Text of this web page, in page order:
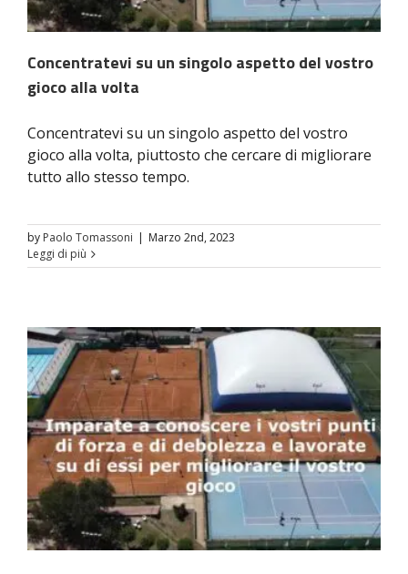
Concentratevi su un singolo aspetto del vostro
gioco alla volta
Concentratevi su un singolo aspetto del vostro
gioco alla volta, piuttosto che cercare di migliorare
tutto allo stesso tempo.
by Paolo Tomassoni | Marzo 2nd, 2023
Leggi di più